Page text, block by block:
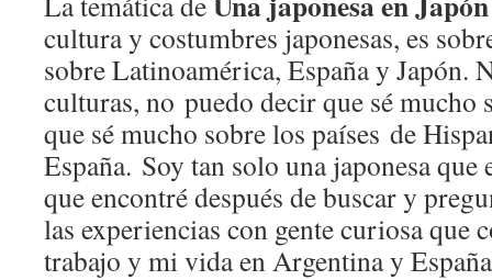
cultura y costumbres japonesas, es
sobre Latinoamérica, España y Japón.
culturas, no puedo decir que sé mucho
que sé mucho sobre los países de
España. Soy tan solo una japonesa
que encontré después de buscar y
las experiencias con gente curiosa que
trabajo y mi vida en Argentina y